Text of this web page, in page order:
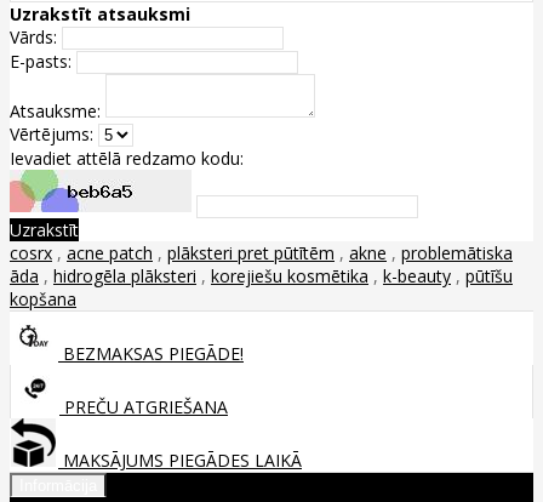
Uzrakstīt atsauksmi
Vārds:
E-pasts:
Atsauksme:
Vērtējums:
Ievadiet attēlā redzamo kodu:
Uzrakstīt
cosrx , acne patch , plāksteri pret pūtītēm , akne , problemātiska
āda , hidrogēla plāksteri , korejiešu kosmētika , k-beauty , pūtīšu
kopšana
BEZMAKSAS PIEGĀDE!
PREČU ATGRIEŠANA
MAKSĀJUMS PIEGĀDES LAIKĀ